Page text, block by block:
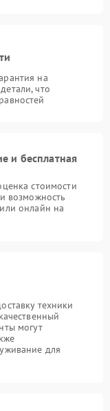
на
что
и бесплатная
стоимости
возможность
онлайн на
техники
могут
для